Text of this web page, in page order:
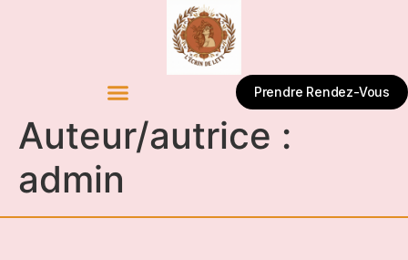
Prendre Rendez-Vous
Auteur/autrice :
admin